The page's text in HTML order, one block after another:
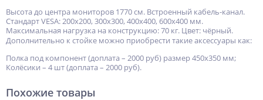
Высота до центра мониторов 1770 см. Встроенный кабель-канал.
Стандарт VESA: 200х200, 300х300, 400х400, 600х400 мм.
Максимальная нагрузка на конструкцию: 70 кг. Цвет: чёрный.
Дополнительно к стойке можно приобрести такие аксессуары как:
Полка под компонент (доплата – 2000 руб) размер 450x350 мм;
Колёсики – 4 шт (доплата – 2000 руб).
Похожие товары